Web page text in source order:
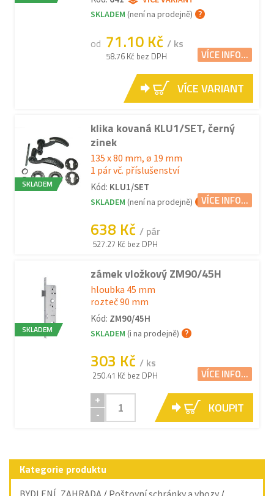
SKLADEM (není na prodejně)
od 71.10 Kč / ks
58.76 Kč bez DPH VÍCE INFO...
VÍCE VARIANT
SKLADEM
klika kovaná KLU1/SET, černý
zinek
135 x 80 mm, ø 19 mm
1 pár vč. příslušenství
Kód: KLU1/SET
SKLADEM (není na prodejně)
638 Kč / pár
527.27 Kč bez DPH
VÍCE INFO...
SKLADEM
zámek vložkový ZM90/45H
hloubka 45 mm
rozteč 90 mm
Kód: ZM90/45H
SKLADEM (i na prodejně)
303 Kč / ks
250.41 Kč bez DPH VÍCE INFO...
+
-
KOUPIT
Kategorie produktu
BYDLENÍ, ZAHRADA / Poštovní schránky a vhozy /